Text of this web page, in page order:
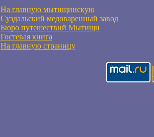
На главную мытищинскую
Суздальский медоваренный завод
Бюро путешествий Мытищи
Гостевая книга
На главную страницу